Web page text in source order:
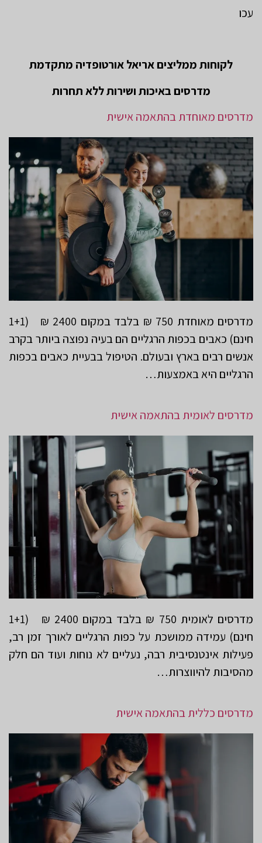
עכו
לקוחות ממליצים אריאל אורטופדיה מתקדמת
מדרסים באיכות ושירות ללא תחרות
מדרסים מאוחדת בהתאמה אישית
מדרסים מאוחדת 750 ₪ בלבד במקום 2400 ₪ (1+1
חינם) כאבים בכפות הרגליים הם בעיה נפוצה ביותר בקרב
אנשים רבים בארץ ובעולם. הטיפול בבעיית כאבים בכפות
הרגליים היא באמצעות…
מדרסים לאומית בהתאמה אישית
מדרסים לאומית 750 ₪ בלבד במקום 2400 ₪ (1+1
חינם) עמידה ממושכת על כפות הרגליים לאורך זמן רב,
פעילות אינטנסיבית רבה, נעליים לא נוחות ועוד הם חלק
מהסיבות להיווצרות…
מדרסים כללית בהתאמה אישית